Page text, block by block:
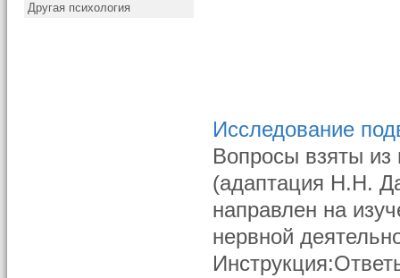
Другая психология
Исследование
Вопросы взяты из
(адаптация Н.Н.
направлен на
нервной